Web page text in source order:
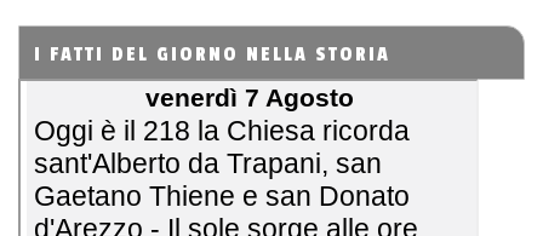
I FATTI DEL GIORNO NELLA STORIA